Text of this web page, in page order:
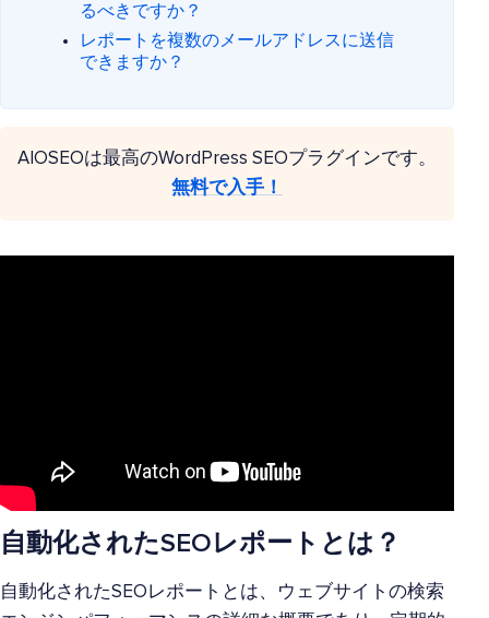
るべきですか？
レポートを複数のメールアドレスに送信
できますか？
AIOSEOは最高のWordPress SEOプラグインです。
無料で入手！
自動化されたSEOレポートとは？
自動化されたSEOレポートとは、ウェブサイトの検索